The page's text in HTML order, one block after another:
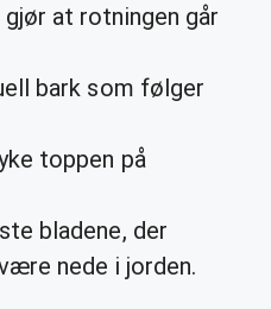
at rotningen går
bark som følger
toppen på
bladene, der
nede i jorden.